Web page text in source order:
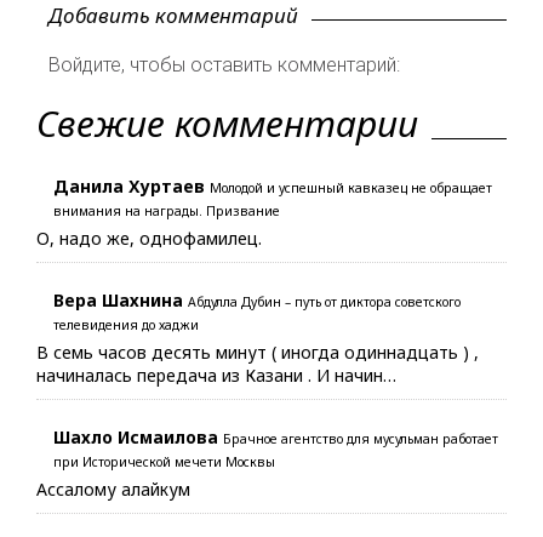
Добавить комментарий
Войдите, чтобы оставить комментарий:
Свежие комментарии
Данила Хуртаев Молодой и успешный кавказец не обращает
внимания на награды. Призвание
О, надо же, однофамилец.
Вера Шахнина Абдулла Дубин – путь от диктора советского
телевидения до хаджи
В семь часов десять минут ( иногда одиннадцать ) ,
начиналась передача из Казани . И начин…
Шахло Исмаилова Брачное агентство для мусульман работает
при Исторической мечети Москвы
Ассалому алайкум